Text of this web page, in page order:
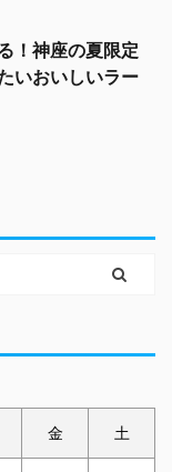
！神座の夏限定
いおいしいラー
金 土